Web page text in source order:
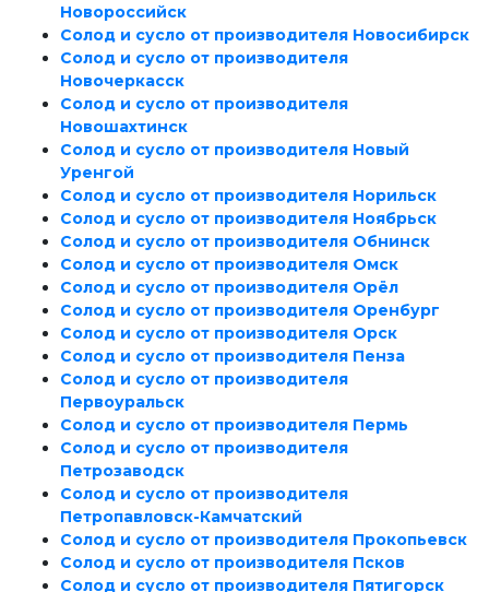
Новороссийск
Солод и сусло от производителя Новосибирск
Солод и сусло от производителя
Новочеркасск
Солод и сусло от производителя
Новошахтинск
Солод и сусло от производителя Новый
Уренгой
Солод и сусло от производителя Норильск
Солод и сусло от производителя Ноябрьск
Солод и сусло от производителя Обнинск
Солод и сусло от производителя Омск
Солод и сусло от производителя Орёл
Солод и сусло от производителя Оренбург
Солод и сусло от производителя Орск
Солод и сусло от производителя Пенза
Солод и сусло от производителя
Первоуральск
Солод и сусло от производителя Пермь
Солод и сусло от производителя
Петрозаводск
Солод и сусло от производителя
Петропавловск-Камчатский
Солод и сусло от производителя Прокопьевск
Солод и сусло от производителя Псков
Солод и сусло от производителя Пятигорск